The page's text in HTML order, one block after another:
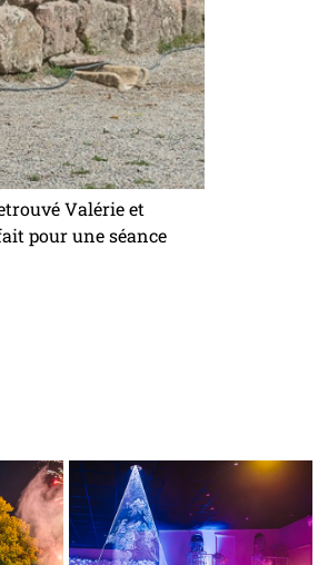
Valérie et
pour une séance